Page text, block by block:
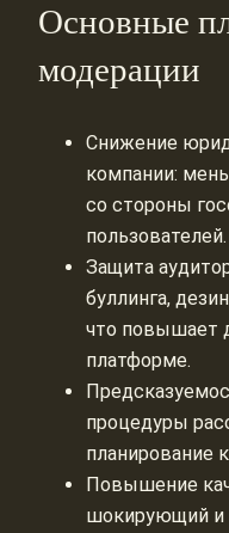
Основные
модерации
Снижение
компании:
со стороны
пользователей.
Защита
буллинга,
что повышает
платформе.
процедуры
планирование
Повышение
шокирующий и